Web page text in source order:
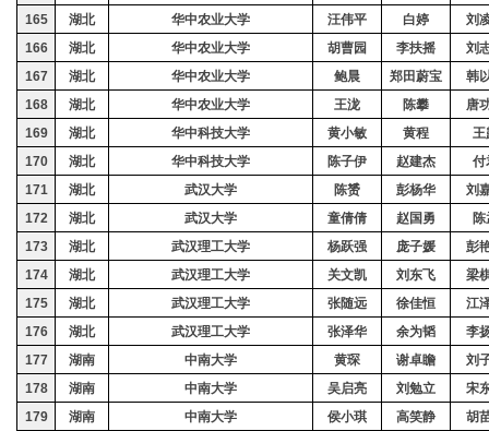
165
湖北 华中农业大学 汪伟平 白婷
刘
166
湖北 华中农业大学 胡曹园 李扶摇
刘
167
湖北 华中农业大学 鲍晨 郑田蔚宝
韩
168
湖北 华中农业大学 王泷 陈攀
唐
169
湖北 华中科技大学 黄小敏 黄程
王
170
湖北 华中科技大学 陈子伊 赵建杰
付
171
湖北 武汉大学 陈赟 彭杨华
刘
172
湖北 武汉大学 童倩倩 赵国勇
陈
173
湖北 武汉理工大学 杨跃强 庞子媛
彭
174
湖北 武汉理工大学 关文凯 刘东飞
梁
175
湖北 武汉理工大学 张随远 徐佳恒
江
176
湖北 武汉理工大学 张泽华 余为韬
李
177
湖南 中南大学 黄琛 谢卓瞻
刘
178
湖南 中南大学 吴启亮 刘勉立
宋
179
湖南 中南大学 侯小琪 高笑静
胡